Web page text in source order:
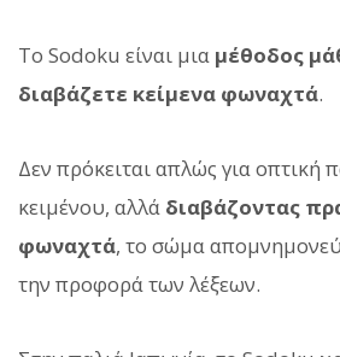
Το Sodoku είναι μια μέθοδος
διαβάζετε κείμενα φωναχτά.
Δεν πρόκειται απλώς για
κειμένου, αλλά διαβάζοντας
φωναχτά, το σώμα
την προφορά των λέξεων.